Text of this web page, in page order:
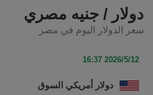
دولار / جنيه مصري
سعر الدولار اليوم في مصر
2026/5/12 16:37
دولار أمريكي السوق